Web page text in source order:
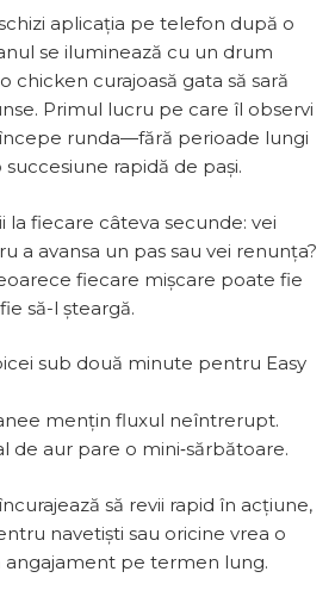
aplicația pe telefon după o
se iluminează cu un drum
chicken curajoasă gata să sară
Primul lucru pe care îl observi
runda—fără perioade lungi
rapidă de pași.
la fiecare câteva secunde: vei
a avansa un pas sau vei renunța?
fiecare mișcare poate fie
să-l șteargă.
sub două minute pentru Easy
mențin fluxul neîntrerupt.
de aur pare o mini‑sărbătoare.
să revii rapid în acțiune,
navetiști sau oricine vrea o
angajament pe termen lung.